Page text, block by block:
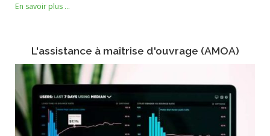
En savoir plus …
L'assistance à maîtrise d'ouvrage (AMOA)